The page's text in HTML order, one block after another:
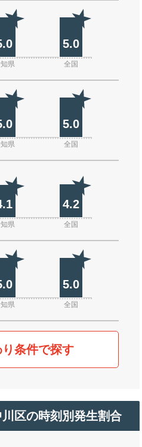
5.0
県 全国
5.0
県 全国
4.2
県 全国
5.0
県 全国
り条件で探す
区の時刻別発生割合